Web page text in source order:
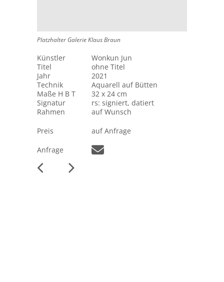
Platzhalter Galerie Klaus Braun
Künstler
Wonkun Jun
Titel
ohne Titel
Jahr
2021
Technik
Aquarell auf Bütten
Maße H B T
32 x 24 cm
Signatur
rs: signiert, datiert
Rahmen
auf Wunsch
Preis
auf Anfrage
Anfrage